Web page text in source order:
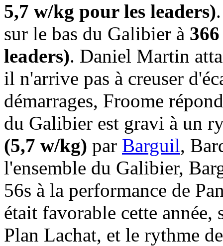
5,7 w/kg pour les leaders)
sur le bas du Galibier à
leaders). Daniel Martin
il n'arrive pas à creuser
démarrages, Froome
du Galibier est gravi à un
(5,7 w/kg) par Barguil,
l'ensemble du Galibier,
56s à la performance de
était favorable cette année,
Plan Lachat, et le rythme